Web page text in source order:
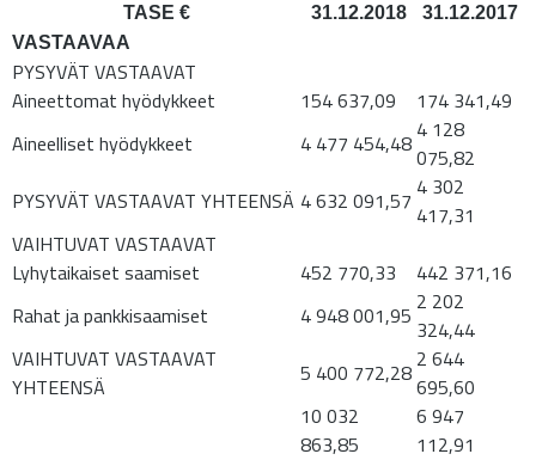
TASE € 31.12.2018
31.12.2017
VASTAAVAA
PYSYVÄT VASTAAVAT
Aineettomat hyödykkeet
154 637,09
174 341,49
Aineelliset hyödykkeet
4 477 454,48 4 128
075,82
PYSYVÄT VASTAAVAT YHTEENSÄ 4 632 091,57 4 302
417,31
VAIHTUVAT VASTAAVAT
Lyhytaikaiset saamiset
452 770,33
442 371,16
Rahat ja pankkisaamiset
4 948 001,95 2 202
324,44
VAIHTUVAT VASTAAVAT
YHTEENSÄ
5 400 772,28 2 644
695,60
10 032
863,85
6 947
112,91